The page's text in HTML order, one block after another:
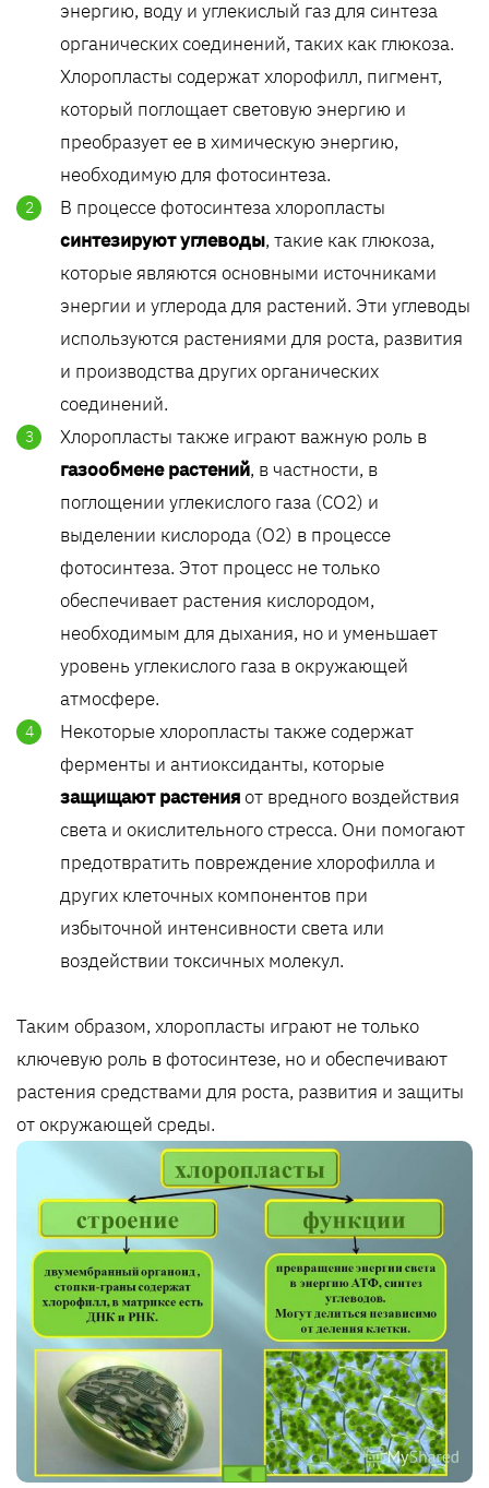
энергию, воду и углекислый газ для синтеза
органических соединений, таких как глюкоза.
Хлоропласты содержат хлорофилл, пигмент,
который поглощает световую энергию и
преобразует ее в химическую энергию,
необходимую для фотосинтеза.
В процессе фотосинтеза хлоропласты
синтезируют углеводы, такие как глюкоза,
которые являются основными источниками
энергии и углерода для растений. Эти углеводы
используются растениями для роста, развития
и производства других органических
соединений.
Хлоропласты также играют важную роль в
газообмене растений, в частности, в
поглощении углекислого газа (CO2) и
выделении кислорода (O2) в процессе
фотосинтеза. Этот процесс не только
обеспечивает растения кислородом,
необходимым для дыхания, но и уменьшает
уровень углекислого газа в окружающей
атмосфере.
Некоторые хлоропласты также содержат
ферменты и антиоксиданты, которые
защищают растенияот вредного воздействия
света и окислительного стресса. Они помогают
предотвратить повреждение хлорофилла и
других клеточных компонентов при
избыточной интенсивности света или
воздействии токсичных молекул.
Таким образом, хлоропласты играют не только
ключевую роль в фотосинтезе, но и обеспечивают
растения средствами для роста, развития и защиты
от окружающей среды.